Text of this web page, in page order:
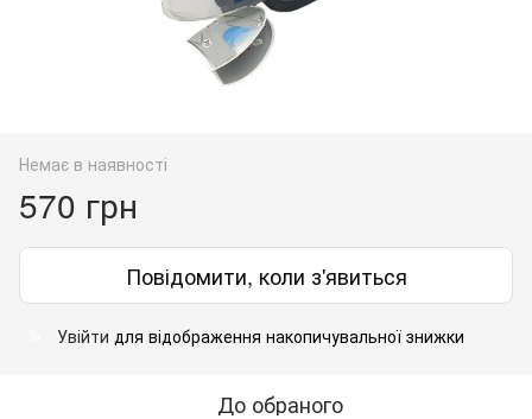
Немає в наявності
570 грн
Повідомити, коли з'явиться
Увійти для відображення накопичувальної знижки
До обраного